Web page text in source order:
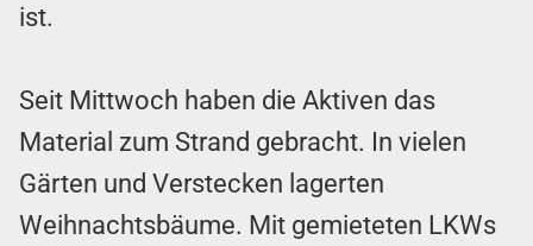
ist.
Seit Mittwoch haben die Aktiven das
Material zum Strand gebracht. In vielen
Gärten und Verstecken lagerten
Weihnachtsbäume. Mit gemieteten LKWs